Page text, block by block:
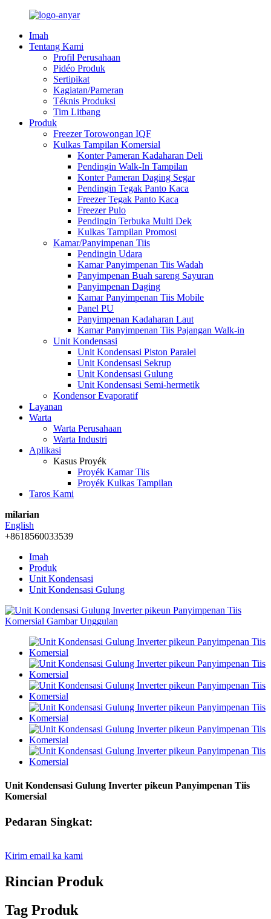
Imah
Tentang Kami
Profil Perusahaan
Pidéo Produk
Sertipikat
Kagiatan/Pameran
Téknis Produksi
Tim Litbang
Produk
Freezer Torowongan IQF
Kulkas Tampilan Komersial
Konter Pameran Kadaharan Deli
Pendingin Walk-In Tampilan
Konter Pameran Daging Segar
Pendingin Tegak Panto Kaca
Freezer Tegak Panto Kaca
Freezer Pulo
Pendingin Terbuka Multi Dek
Kulkas Tampilan Promosi
Kamar/Panyimpenan Tiis
Pendingin Udara
Kamar Panyimpenan Tiis Wadah
Panyimpenan Buah sareng Sayuran
Panyimpenan Daging
Kamar Panyimpenan Tiis Mobile
Panel PU
Panyimpenan Kadaharan Laut
Kamar Panyimpenan Tiis Pajangan Walk-in
Unit Kondensasi
Unit Kondensasi Piston Paralel
Unit Kondensasi Sekrup
Unit Kondensasi Gulung
Unit Kondensasi Semi-hermetik
Kondensor Evaporatif
Layanan
Warta
Warta Perusahaan
Warta Industri
Aplikasi
Kasus Proyék
Proyék Kamar Tiis
Proyék Kulkas Tampilan
Taros Kami
milarian
English
+8618560033539
Imah
Produk
Unit Kondensasi
Unit Kondensasi Gulung
Unit Kondensasi Gulung Inverter pikeun Panyimpenan Tiis
Komersial
Pedaran Singkat:
Kirim email ka kami
Rincian Produk
Tag Produk